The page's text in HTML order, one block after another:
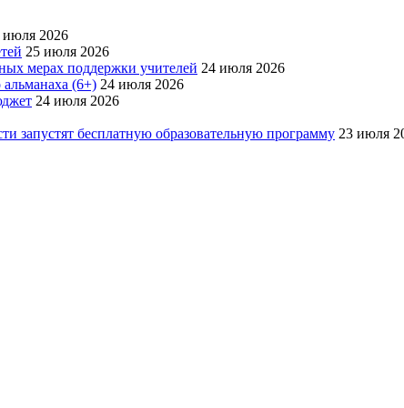
июля 2026
25 июля 2026
мерах поддержки учителей 24 июля 2026
(6+) 24 июля 2026
24 июля 2026
запустят бесплатную образовательную программу 23 июля